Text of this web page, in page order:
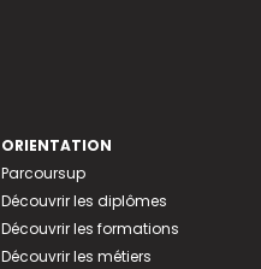
ORIENTATION
Parcoursup
Découvrir les diplômes
Découvrir les formations
Découvrir les métiers